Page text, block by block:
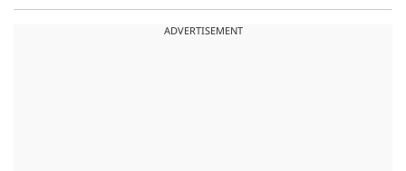
ADVERTISEMENT